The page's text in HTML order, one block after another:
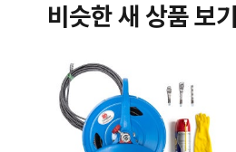
비슷한 새 상품 보기